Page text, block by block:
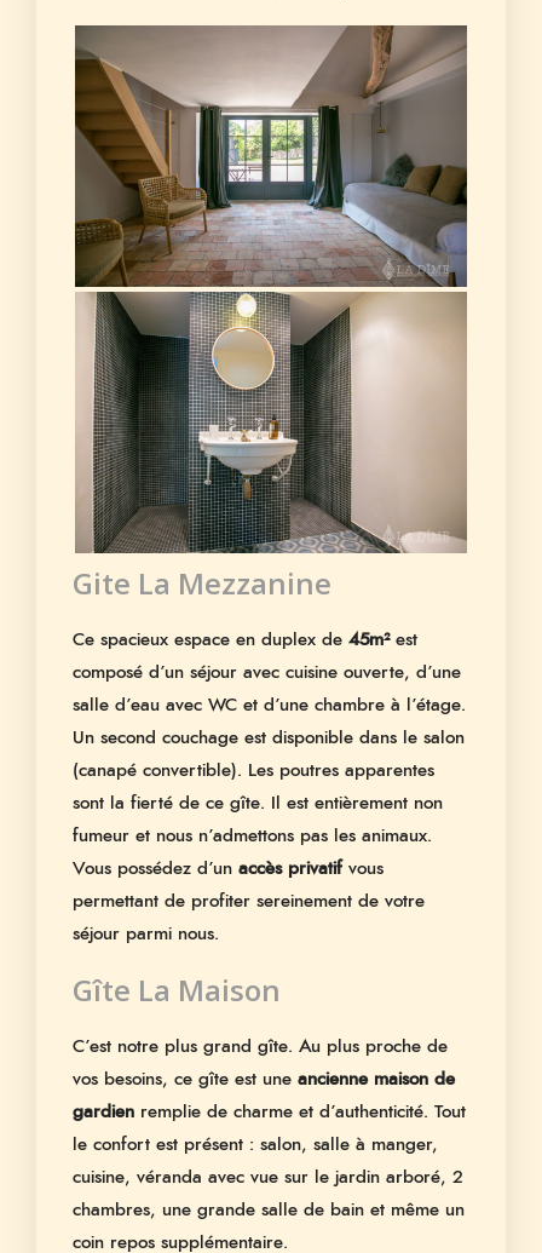
Gite La Mezzanine
Ce spacieux espace en duplex de 45m² est
composé d’un séjour avec cuisine ouverte, d’une
salle d’eau avec WC et d’une chambre à l’étage.
Un second couchage est disponible dans le salon
(canapé convertible). Les poutres apparentes
sont la fierté de ce gîte. Il est entièrement non
fumeur et nous n’admettons pas les animaux.
Vous possédez d’un accès privatif vous
permettant de profiter sereinement de votre
séjour parmi nous.
Gîte La Maison
C’est notre plus grand gîte. Au plus proche de
vos besoins, ce gîte est une ancienne maison de
gardien remplie de charme et d’authenticité. Tout
le confort est présent : salon, salle à manger,
cuisine, véranda avec vue sur le jardin arboré, 2
chambres, une grande salle de bain et même un
coin repos supplémentaire.